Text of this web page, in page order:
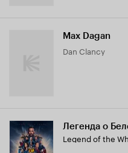
Max Dagan
Dan Clancy
Легенда о
Legend of the